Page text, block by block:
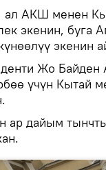
АКШ менен
экенин, буга
экенин
Жо Байден
үчүн Кытай
ар дайым